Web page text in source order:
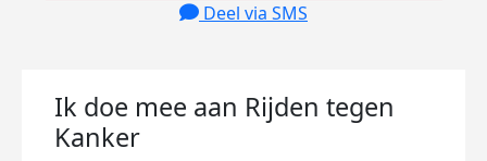
Deel via SMS
Ik doe mee aan Rijden tegen
Kanker